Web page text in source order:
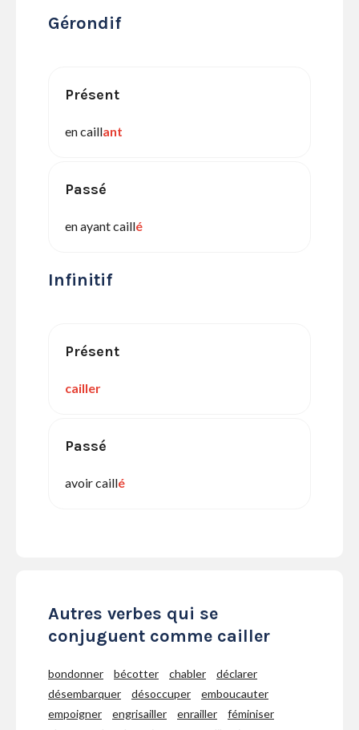
Gérondif
Présent
en caillant
Passé
en ayant caillé
Infinitif
Présent
cailler
Passé
avoir caillé
Autres verbes qui se
conjuguent comme cailler
bondonner bécotter chabler
déclarer
désembarquer
désoccuper
emboucauter
empoigner
engrisailler enrailler
féminiser